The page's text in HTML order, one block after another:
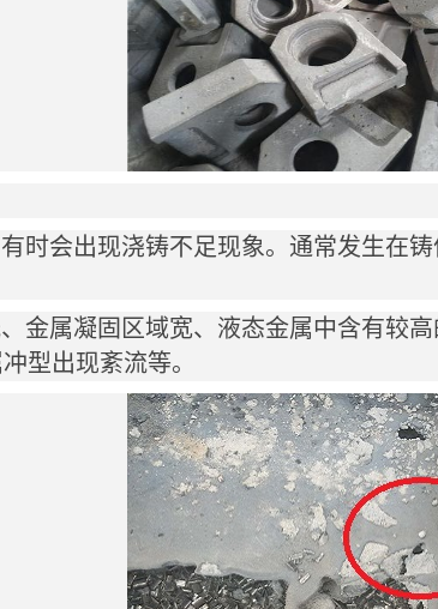
时会出现浇铸不足现象。通常发生在
金属凝固区域宽、液态金属中含有较
型出现紊流等。